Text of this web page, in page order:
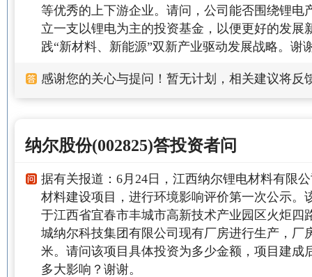
等优秀的上下游企业。请问，公司能否围绕锂电
立一支以锂电为主的投资基金，以便更好的发展
践“新材料、新能源”双新产业驱动发展战略。谢
感谢您的关心与提问！暂无计划，相关建议将反
纳尔股份(002825)答投资者问
据有关报道：6月24日，江西纳尔锂电材料有限
材料建设项目，进行环境影响评价第一次公示。
于江西省宜春市丰城市高新技术产业园区火炬四
城纳尔科技集团有限公司现有厂房进行生产，厂
米。请问该项目具体投资为多少金额，项目建成
多大影响？谢谢。